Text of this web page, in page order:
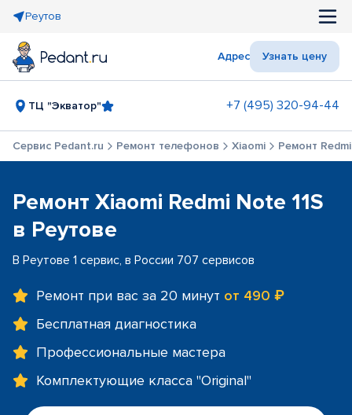
Реутов
Адрес Узнать цену
ТЦ "Экватор" +7 (495) 320-94-44
Сервис Pedant.ru Ремонт телефонов Xiaomi Ремонт
Ремонт Xiaomi Redmi Note 11S
в Реутове
В Реутове 1 сервис, в России 707 сервисов
Ремонт при вас за 20 минут от 490 ₽
Бесплатная диагностика
Профессиональные мастера
Комплектующие класса "Original"